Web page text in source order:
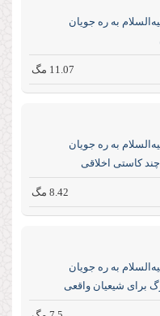
به ره جویان
11.07 مگ
به ره جویان
کاستی اخلاقی
8.42 مگ
به ره جویان
برای شیعیان واقعی